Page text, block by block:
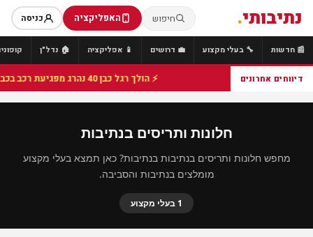
נתיבותי. חיפוש האפליקציה כניסה
📰 חדשות 🔧 בעלי מקצוע 💼 דרושים 📱 אפליקציה 🏠 נדל"ן
דיווחים אחרונים ⚡ הולך רגל כבן 40 נהרג מפגיעת רכב בכביש 25 סמוך לצומת הנשיא, מתנדבי זק"א פועלו בזירה
חלונות ותריסים בנתיבות
מחפש חלונות ותריסים בנתיבות בנתיבות? כאן תמצא בעלי מקצוע
מומלצים בנתיבות והסביבה.
1 בעלי מקצוע